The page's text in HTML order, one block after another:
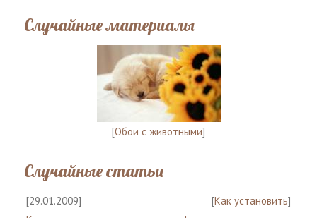
Случайные материалы
[Обои с животными]
Случайные статьи
[29.01.2009] [Как установить]